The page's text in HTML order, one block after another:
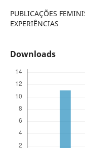
PUBLICAÇÕES
EXPERIÊNCIAS
Downloads